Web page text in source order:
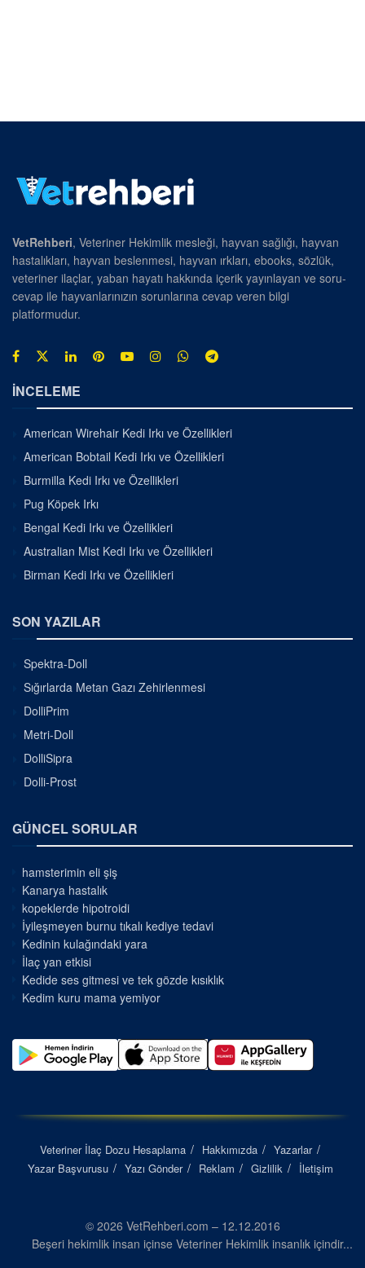
VetRehberi, Veteriner Hekimlik mesleği, hayvan sağlığı, hayvan
hastalıkları, hayvan beslenmesi, hayvan ırkları, ebooks, sözlük,
veteriner ilaçlar, yaban hayatı hakkında içerik yayınlayan ve soru-
cevap ile hayvanlarınızın sorunlarına cevap veren bilgi
platformudur.
İNCELEME
American Wirehair Kedi Irkı ve Özellikleri
American Bobtail Kedi Irkı ve Özellikleri
Burmilla Kedi Irkı ve Özellikleri
Pug Köpek Irkı
Bengal Kedi Irkı ve Özellikleri
Australian Mist Kedi Irkı ve Özellikleri
Birman Kedi Irkı ve Özellikleri
SON YAZILAR
Spektra-Doll
Sığırlarda Metan Gazı Zehirlenmesi
DolliPrim
Metri-Doll
DolliSipra
Dolli-Prost
GÜNCEL SORULAR
hamsterimin eli şiş
Kanarya hastalık
kopeklerde hipotroidi
İyileşmeyen burnu tıkalı kediye tedavi
Kedinin kulağındaki yara
İlaç yan etkisi
Kedide ses gitmesi ve tek gözde kısıklık
Kedim kuru mama yemiyor
Veteriner İlaç Dozu Hesaplama Hakkımızda
Yazarlar
Yazar Başvurusu
Yazı Gönder Reklam Gizlilik İletişim
© 2026 VetRehberi.com – 12.12.2016
Beşeri hekimlik insan içinse Veteriner Hekimlik insanlık içindir...